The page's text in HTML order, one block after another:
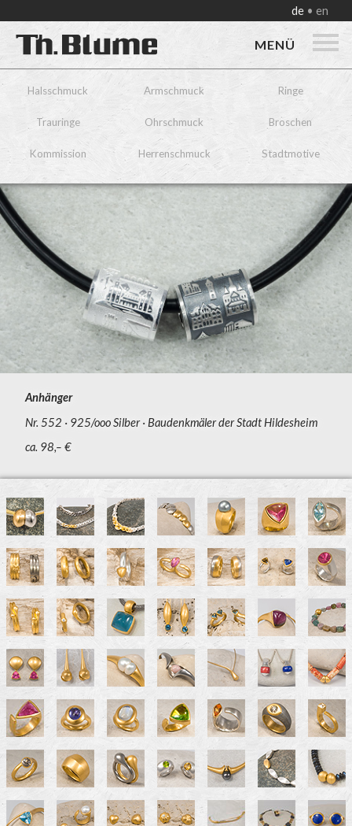
de en
MENÜ
Halsschmuck Armschmuck Ringe
Trauringe Ohrschmuck Broschen
Kommission Herrenschmuck Stadtmotive
Anhänger
Nr. 552
925/ooo Silber
Baudenkmäler der Stadt Hildesheim
ca. 98,– €